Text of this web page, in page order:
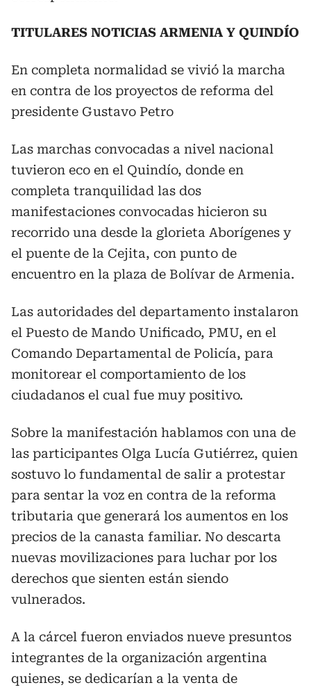
TITULARES NOTICIAS ARMENIA Y QUINDÍO
En completa normalidad se vivió la marcha
en contra de los proyectos de reforma del
presidente Gustavo Petro
Las marchas convocadas a nivel nacional
tuvieron eco en el Quindío, donde en
completa tranquilidad las dos
manifestaciones convocadas hicieron su
recorrido una desde la glorieta Aborígenes y
el puente de la Cejita, con punto de
encuentro en la plaza de Bolívar de Armenia.
Las autoridades del departamento instalaron
el Puesto de Mando Unificado, PMU, en el
Comando Departamental de Policía, para
monitorear el comportamiento de los
ciudadanos el cual fue muy positivo.
Sobre la manifestación hablamos con una de
las participantes Olga Lucía Gutiérrez, quien
sostuvo lo fundamental de salir a protestar
para sentar la voz en contra de la reforma
tributaria que generará los aumentos en los
precios de la canasta familiar. No descarta
nuevas movilizaciones para luchar por los
derechos que sienten están siendo
vulnerados.
A la cárcel fueron enviados nueve presuntos
integrantes de la organización argentina
quienes, se dedicarían a la venta de